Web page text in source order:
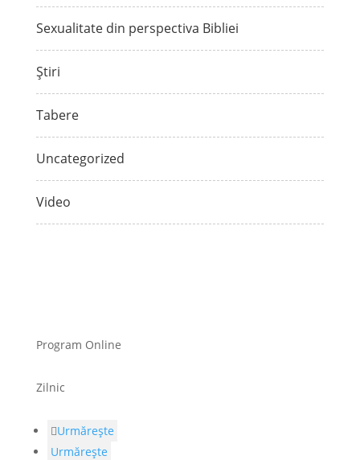
Sexualitate din perspectiva Bibliei
Știri
Tabere
Uncategorized
Video
Program Online
Zilnic
Urmărește
Urmărește